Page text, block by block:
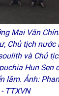
Mai Văn
Chủ tịch nước
và Chủ
Hun Sen
lãm. Ảnh:
- TTXVN